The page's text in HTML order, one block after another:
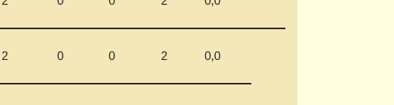
2 0 0 2 0,0